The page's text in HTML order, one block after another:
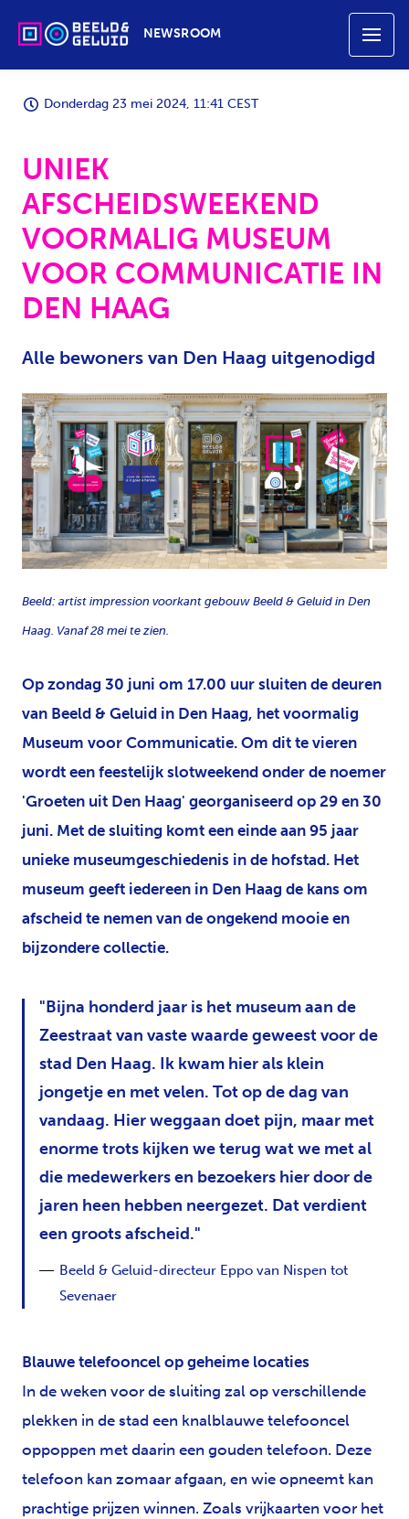
NEWSROOM
Donderdag 23 mei 2024, 11:41 CEST
UNIEK
AFSCHEIDSWEEKEND
VOORMALIG MUSEUM
VOOR COMMUNICATIE IN
DEN HAAG
Alle bewoners van Den Haag uitgenodigd
JPG
Beeld: artist impression voorkant gebouw Beeld & Geluid in Den
Haag. Vanaf 28 mei te zien.
Op zondag 30 juni om 17.00 uur sluiten de deuren
van Beeld & Geluid in Den Haag, het voormalig
Museum voor Communicatie. Om dit te vieren
wordt een feestelijk slotweekend onder de noemer
'Groeten uit Den Haag' georganiseerd op 29 en 30
juni. Met de sluiting komt een einde aan 95 jaar
unieke museumgeschiedenis in de hofstad. Het
museum geeft iedereen in Den Haag de kans om
afscheid te nemen van de ongekend mooie en
bijzondere collectie.
Bijna honderd jaar is het museum aan de
Zeestraat van vaste waarde geweest voor de
stad Den Haag. Ik kwam hier als klein
jongetje en met velen. Tot op de dag van
vandaag. Hier weggaan doet pijn, maar met
enorme trots kijken we terug wat we met al
die medewerkers en bezoekers hier door de
jaren heen hebben neergezet. Dat verdient
een groots afscheid.
Beeld & Geluid-directeur Eppo van Nispen tot
Sevenaer
Blauwe telefooncel op geheime locaties
In de weken voor de sluiting zal op verschillende
plekken in de stad een knalblauwe telefooncel
oppoppen met daarin een gouden telefoon. Deze
telefoon kan zomaar afgaan, en wie opneemt kan
prachtige prijzen winnen. Zoals vrijkaarten voor het